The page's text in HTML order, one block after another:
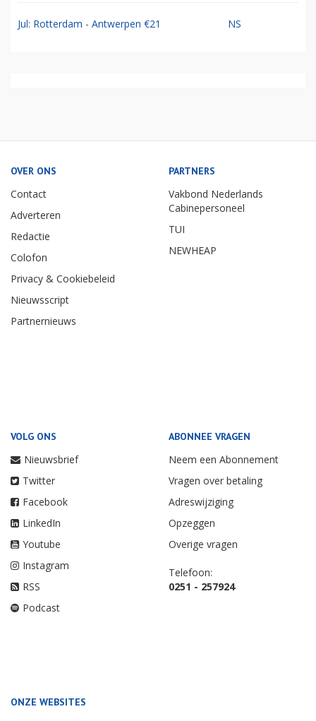
Jul: Rotterdam - Antwerpen €21 NS
OVER ONS
Contact
Adverteren
Redactie
Colofon
Privacy & Cookiebeleid
Nieuwsscript
Partnernieuws
PARTNERS
Vakbond Nederlands
Cabinepersoneel
TUI
NEWHEAP
VOLG ONS
Nieuwsbrief
Twitter
Facebook
LinkedIn
Youtube
Instagram
RSS
Podcast
ABONNEE VRAGEN
Neem een Abonnement
Vragen over betaling
Adreswijziging
Opzeggen
Overige vragen
Telefoon:
0251 - 257924
ONZE WEBSITES